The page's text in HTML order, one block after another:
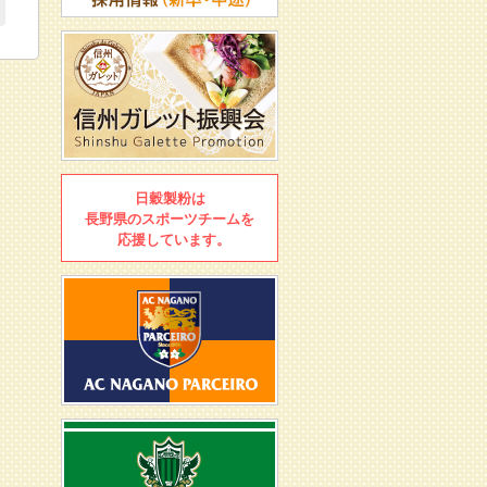
日穀製粉は
長野県のスポーツチームを
応援しています。